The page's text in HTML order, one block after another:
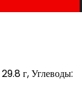
г, Углеводы: